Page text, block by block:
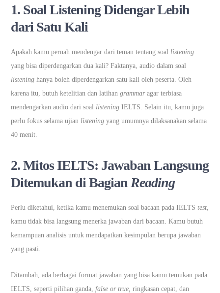
1. Soal Listening Didengar Lebih
dari Satu Kali
Apakah kamu pernah mendengar dari teman tentang soal listening
yang bisa diperdengarkan dua kali? Faktanya, audio dalam soal
listeninghanya boleh diperdengarkan satu kali oleh peserta. Oleh
karena itu, butuh ketelitian dan latihangrammaragar terbiasa
mendengarkan audio dari soal listeningIELTS. Selain itu, kamu juga
perlu fokus selama ujian listeningyang umumnya dilaksanakan selama
40 menit.
2. Mitos IELTS: Jawaban Langsung
Ditemukan di Bagian Reading
Perlu diketahui, ketika kamu menemukan soal bacaan pada IELTStest,
kamu tidak bisa langsung menerka jawaban dari bacaan. Kamu butuh
kemampuan analisis untuk mendapatkan kesimpulan berupa jawaban
yang pasti.
Ditambah, ada berbagai format jawaban yang bisa kamu temukan pada
IELTS, seperti pilihan ganda, false or true,ringkasan cepat, dan